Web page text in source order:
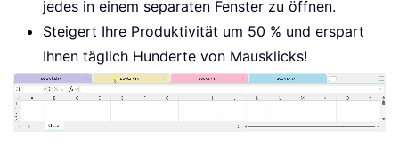
jedes in einem separaten Fenster zu öffnen.
Steigert Ihre Produktivität um 50 % und erspart
Ihnen täglich Hunderte von Mausklicks!